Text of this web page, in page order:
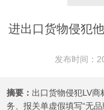
进出口货物侵犯
发布时间：
摘要： 出口货物侵犯LV商
务、报关单虚假填写“无